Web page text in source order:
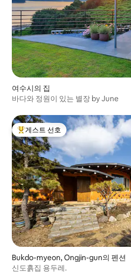
여수시의 집
바다와 정원이 있는 별장 by June
상위 게스트 선호
게스트 선호
Bukdo-myeon, Ongjin-gun의 펜션
신도흙집 용두레.